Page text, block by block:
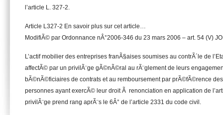
l’article L. 327-2.
Article L327-2 En savoir plus sur cet article…
ModifiÃ© par Ordonnance nÂ°2006-346 du 23 mars 2006 – art. 54 (V)
L’actif mobilier des entreprises franÃ§aises soumises au contrÃ´le de
affectÃ© par un privilÃ¨ge gÃ©nÃ©ral au rÃ¨glement de leurs
bÃ©nÃ©ficiaires de contrats et au remboursement par prÃ©fÃ©rence
personnes ayant exercÃ© leur droit Ã renonciation en application de
privilÃ¨ge prend rang aprÃ¨s le 6Â° de l’article 2331 du code civil.